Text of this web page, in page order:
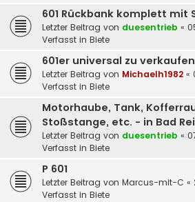
601 Rückbank komplett mit
Letzter Beitrag von duesentrieb «
Verfasst in Biete
601er universal zu verkaufen
Letzter Beitrag von Michaelh1982 «
Verfasst in Biete
Motorhaube, Tank,
Stoßstange, etc. - in Bad
Letzter Beitrag von duesentrieb «
Verfasst in Biete
P 601
Letzter Beitrag von Marcus-mit-C «
Verfasst in Biete